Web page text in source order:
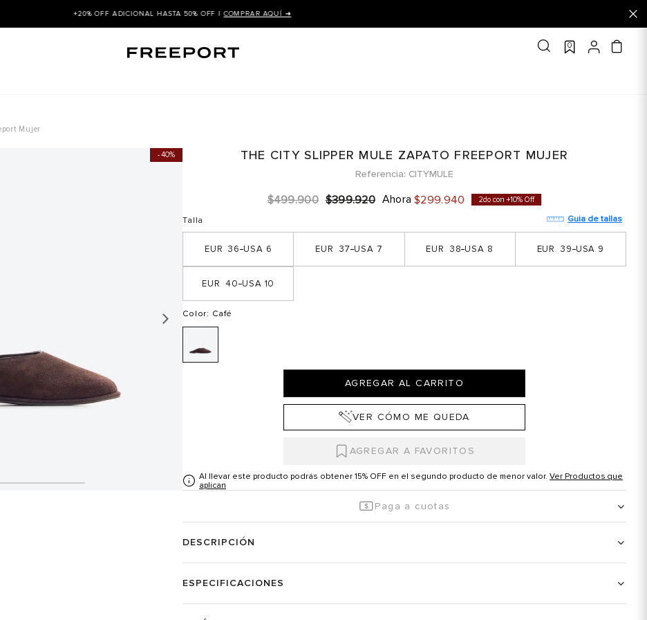
+20% OFF ADICIONAL HASTA 50% OFF |COMPRAR AQUÍ ➜
0
Mujer
40% THE CITY SLIPPER MULE ZAPATO FREEPORT MUJER
Referencia CITYMULE
$499.900 $399.920 Ahora $299.940 2do con +10% Off
Talla Guia de tallas
6
36 7
37 8
38 9
39
10
40
Color: Café
AGREGAR AL CARRITO
VER CÓMO ME QUEDA
Al llevar este producto podrás obtener 15% OFF en el segundo producto de menor valor. Ver Productos que
aplican
Paga a cuotas
DESCRIPCIÓN
ESPECIFICACIONES